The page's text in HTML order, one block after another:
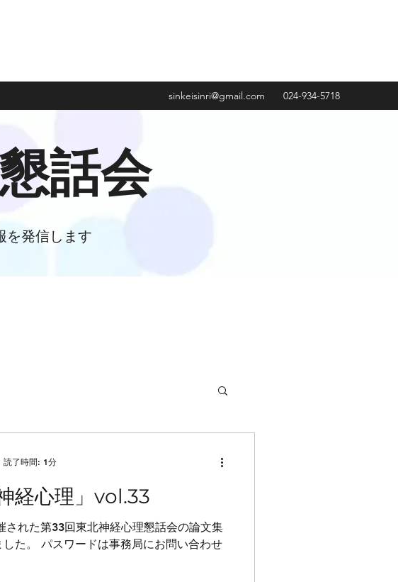
sinkeisinri@gmail.com 024-934-5718
話会
を発信します
経心理」vol.33
された第33回東北神経心理懇話会の論文集
した。 パスワードは事務局にお問い合わせ
読了時間: 1分